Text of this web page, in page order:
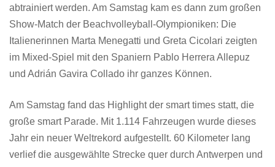
abtrainiert werden. Am Samstag kam es dann zum großen
Show-Match der Beachvolleyball-Olympioniken: Die
Italienerinnen Marta Menegatti und Greta Cicolari zeigten
im Mixed-Spiel mit den Spaniern Pablo Herrera Allepuz
und Adrián Gavira Collado ihr ganzes Können.
Am Samstag fand das Highlight der smart times statt, die
große smart Parade. Mit 1.114 Fahrzeugen wurde dieses
Jahr ein neuer Weltrekord aufgestellt. 60 Kilometer lang
verlief die ausgewählte Strecke quer durch Antwerpen und